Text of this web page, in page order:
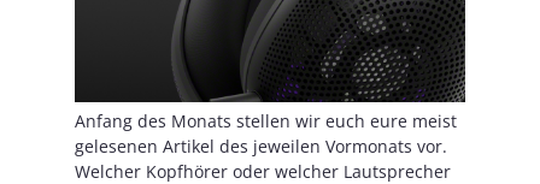
Anfang des Monats stellen wir euch eure meist
gelesenen Artikel des jeweilen Vormonats vor.
Welcher Kopfhörer oder welcher Lautsprecher